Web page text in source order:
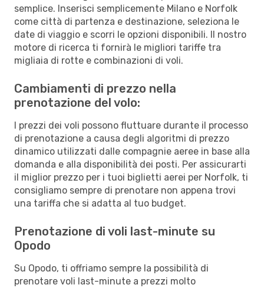
semplice. Inserisci semplicemente Milano e Norfolk
come città di partenza e destinazione, seleziona le
date di viaggio e scorri le opzioni disponibili. Il nostro
motore di ricerca ti fornirà le migliori tariffe tra
migliaia di rotte e combinazioni di voli.
Cambiamenti di prezzo nella
prenotazione del volo:
I prezzi dei voli possono fluttuare durante il processo
di prenotazione a causa degli algoritmi di prezzo
dinamico utilizzati dalle compagnie aeree in base alla
domanda e alla disponibilità dei posti. Per assicurarti
il miglior prezzo per i tuoi biglietti aerei per Norfolk, ti
consigliamo sempre di prenotare non appena trovi
una tariffa che si adatta al tuo budget.
Prenotazione di voli last-minute su
Opodo
Su Opodo, ti offriamo sempre la possibilità di
prenotare voli last-minute a prezzi molto